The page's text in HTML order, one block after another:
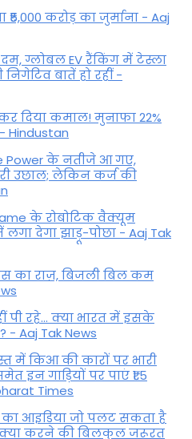
करोड़ का जुर्माना - Aaj
दम, ग्लोबल EV रैंकिंग में टेस्ला
बातें हो रहीं -
दिया कमाल! मुनाफा 22%
Power के नतीजे आ गए,
उछाल; लेकिन कर्ज की
के रोबोटिक वैक्यूम
देगा झाड़ू-पोछा - Aaj Tak
का राज़, बिजली बिल कम
पी रहे... क्या भारत में इसके
Aaj Tak News
में किआ की कारों पर भारी
इन गाड़ियों पर पाएं ₹1.5
Times
आइडिया जो पलट सकता है
क्या करने की बिलकुल जरूरत